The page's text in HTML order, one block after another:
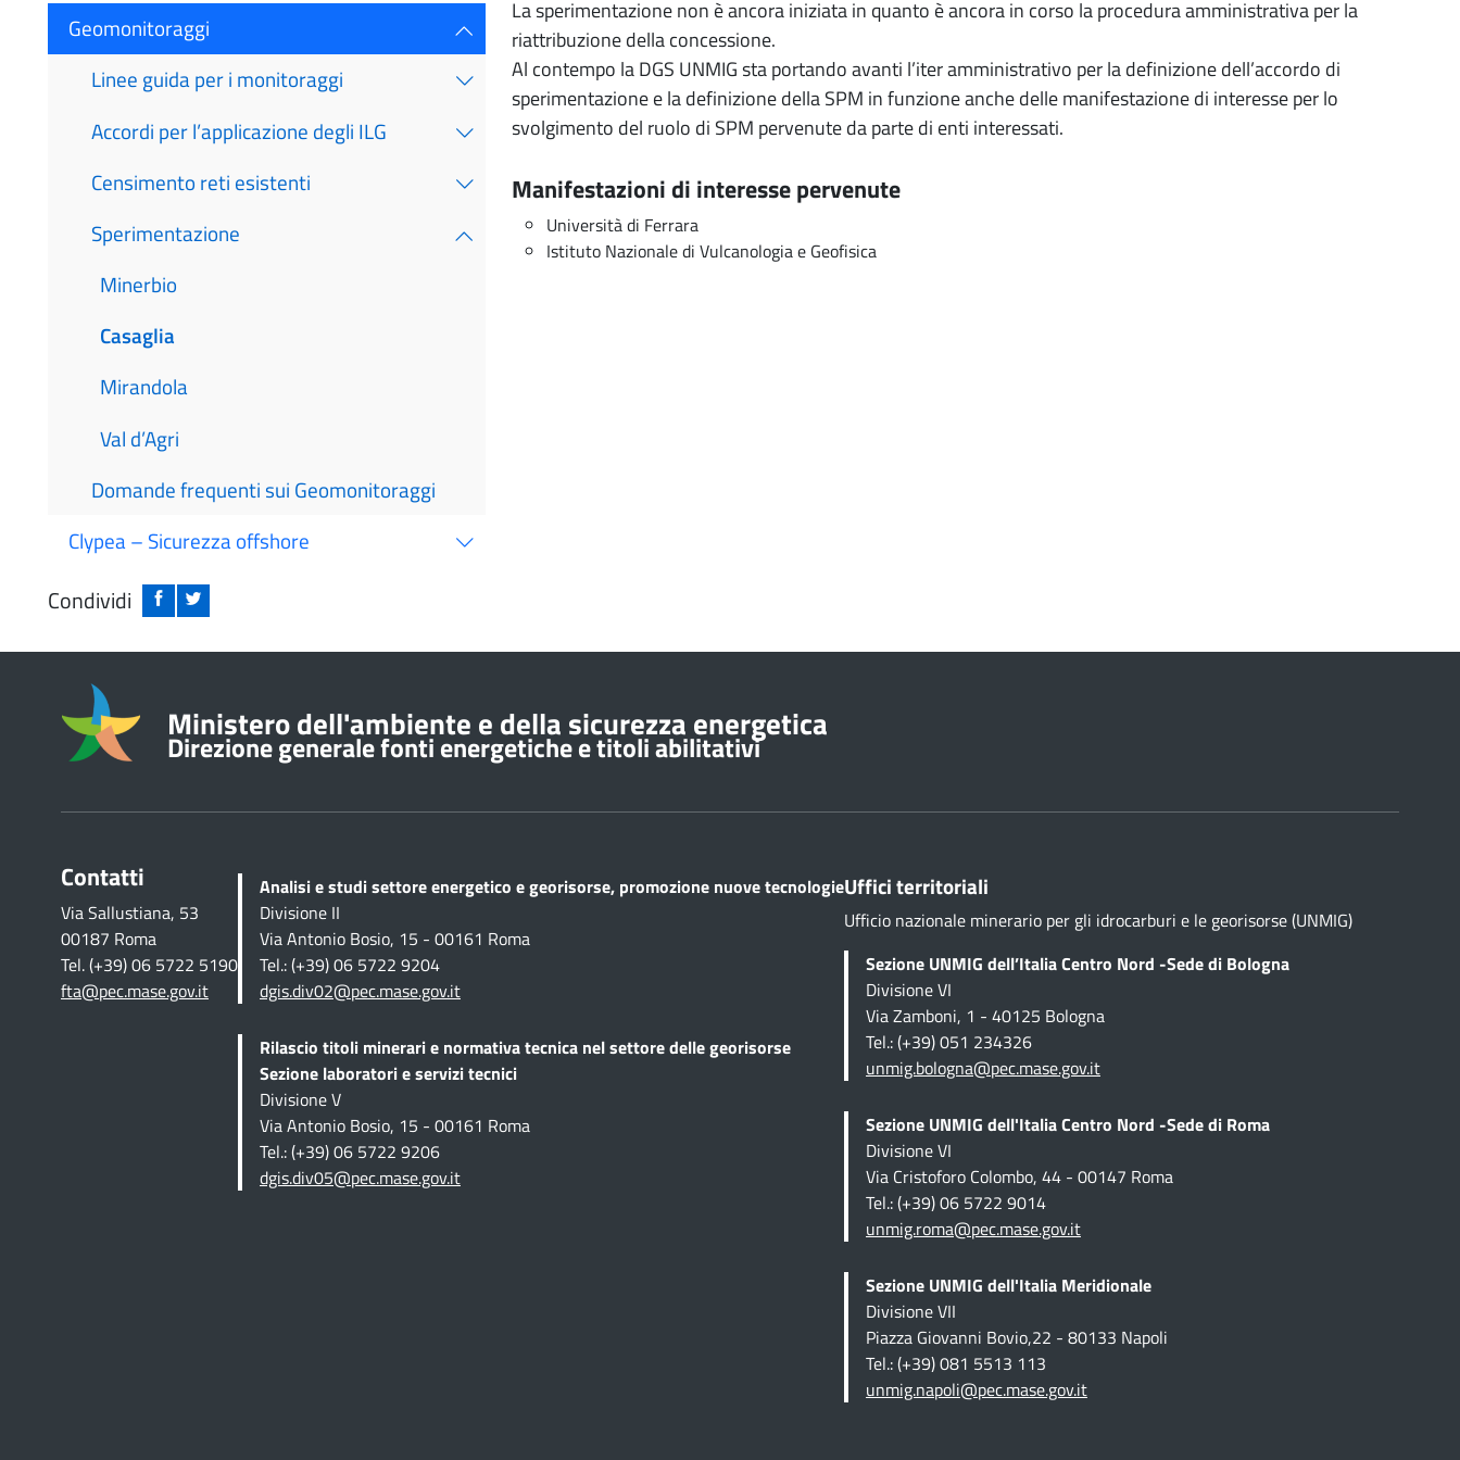
Geomonitoraggi
Linee guida per i monitoraggi
Accordi per l’applicazione degli ILG
Censimento reti esistenti
Sperimentazione
Minerbio
Casaglia
Mirandola
Val d’Agri
Domande frequenti sui Geomonitoraggi
Clypea – Sicurezza offshore
Condividi
La sperimentazione non è ancora iniziata in quanto è ancora in corso la procedura amministrativa per la
riattribuzione della concessione.
Al contempo la DGS UNMIG sta portando avanti l’iter amministrativo per la definizione dell’accordo di
sperimentazione e la definizione della SPM in funzione anche delle manifestazione di interesse per lo
svolgimento del ruolo di SPM pervenute da parte di enti interessati.
Manifestazioni di interesse pervenute
Università di Ferrara
Istituto Nazionale di Vulcanologia e Geofisica
Informazioni su
Ministero dell'ambiente e della sicurezza energetica
Direzione generale fonti energetiche e titoli abilitativi
Contatti
Via Sallustiana, 53
00187 Roma
Tel. (+39) 06 5722 5190
fta@pec.mase.gov.it
Analisi e studi settore energetico e georisorse, promozione nuove tecnologie
Divisione II
Via Antonio Bosio, 15 - 00161 Roma
Tel.: (+39) 06 5722 9204
dgis.div02@pec.mase.gov.it
Rilascio titoli minerari e normativa tecnica nel settore delle georisorse
Sezione laboratori e servizi tecnici
Divisione V
Via Antonio Bosio, 15 - 00161 Roma
Tel.: (+39) 06 5722 9206
dgis.div05@pec.mase.gov.it
Uffici territoriali
Ufficio nazionale minerario per gli idrocarburi e le georisorse (UNMIG)
Sezione UNMIG dell’Italia Centro Nord -Sede di Bologna
Divisione VI
Via Zamboni, 1 - 40125 Bologna
Tel.: (+39) 051 234326
unmig.bologna@pec.mase.gov.it
Sezione UNMIG dell'Italia Centro Nord -Sede di Roma
Divisione VI
Via Cristoforo Colombo, 44 - 00147 Roma
Tel.: (+39) 06 5722 9014
unmig.roma@pec.mase.gov.it
Sezione UNMIG dell'Italia Meridionale
Divisione VII
Piazza Giovanni Bovio,22 - 80133 Napoli
Tel.: (+39) 081 5513 113
unmig.napoli@pec.mase.gov.it